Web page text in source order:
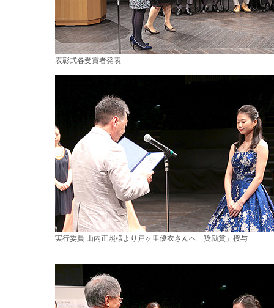
表彰式各受賞者発表
実行委員 山内正照様より戸ヶ里優衣さんへ「奨励賞」授与